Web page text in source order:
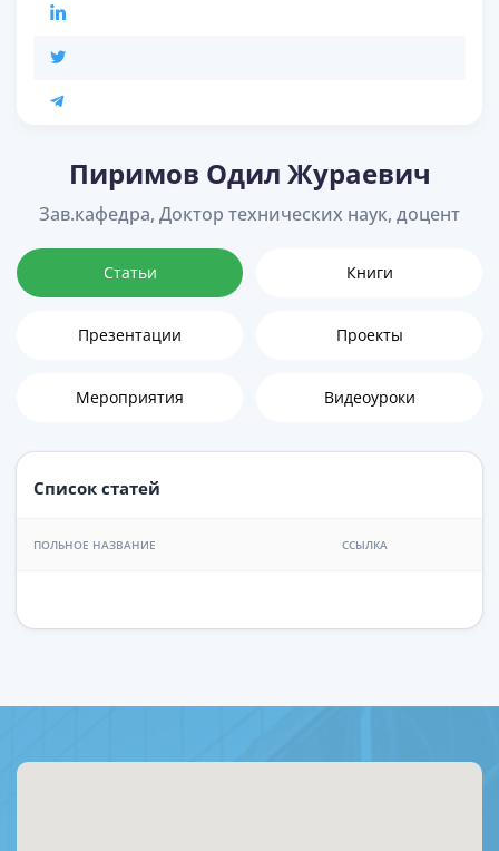
Пиримов Одил Жураевич
Зав.кафедра, Доктор технических наук, доцент
Статьи Книги
Презентации Проекты
Мероприятия Видеоуроки
Список статей
ПОЛЬНОЕ НАЗВАНИЕ ССЫЛКА